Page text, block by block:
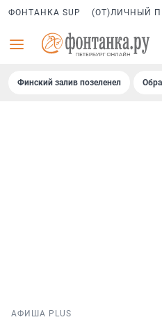
ФОНТАНКА SUP (ОТ)ЛИЧНЫЙ
Финский залив позеленел
АФИША PLUS